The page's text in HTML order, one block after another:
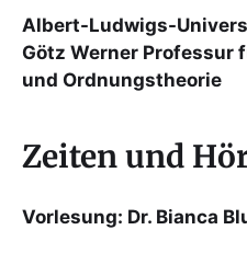
Albert-Ludwigs-
Götz Werner
und Ordnungstheorie
Zeiten und
Vorlesung: Dr. Bianca